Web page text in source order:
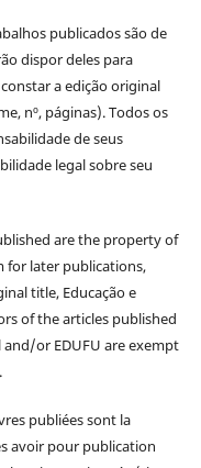
publicados são de
dispor deles para
a edição original
nº, páginas). Todos os
de seus
legal sobre seu
are the property of
for later publications,
title, Educação e
of the articles published
or EDUFU are exempt
publiées sont la
avoir pour publication